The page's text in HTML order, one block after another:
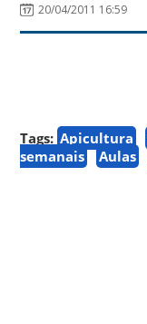
20/04/2011 16:59
Tags: Apicultura
semanais
Aulas